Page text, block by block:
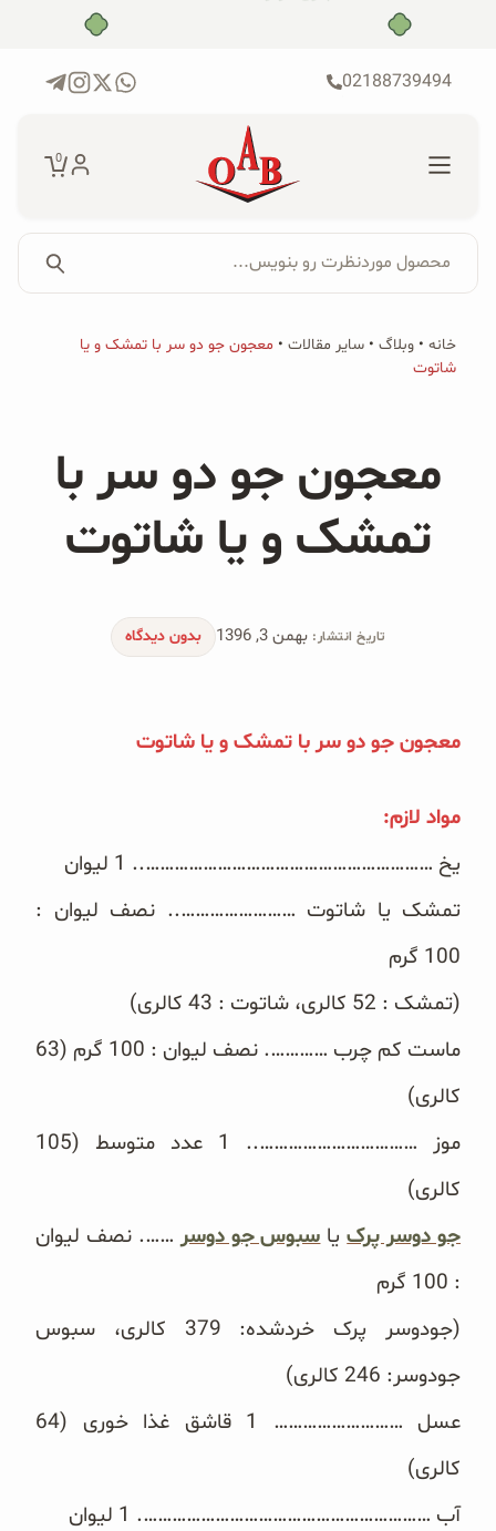
02188739494
0
برای:
جستجو...
پکیج‌ها
محصولات جو دوسر
پودر کیک جو دوسر
زیتون و روغن زیتون
رایس کیک
غلات و دانه‌های سالم
صبحانه و میان وعده
کتاب‌های OAB
وبلاگ
محصول موردنظرت رو بنویس...
خانه • وبلاگ • سایر مقالات • معجون جو دو سر با تمشک و یا
شاتوت
معجون جو دو سر با
تمشک و یا شاتوت
تاریخ انتشار: بهمن 3, 1396 بدون دیدگاه
معجون جو دو سر با تمشک و یا شاتوت
مواد لازم:
یخ …………………………………………………….. 1 لیوان
تمشک یا شاتوت …………………….. نصف لیوان :
100 گرم
(تمشک : 52 کالری، شاتوت : 43 کالری)
ماست کم چرب …………. نصف لیوان : 100 گرم (63
کالری)
موز …………………………….. 1 عدد متوسط (105
کالری)
جو دوسر پرکیاسبوس جو دوسر……. نصف لیوان
: 100 گرم
(جودوسر پرک خردشده: 379 کالری، سبوس
جودوسر: 246 کالری)
عسل ……………………… 1 قاشق غذا خوری (64
کالری)
آب ……………………………………………………. 1 لیوان